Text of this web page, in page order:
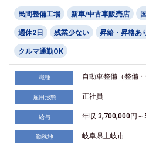
民間整備工場 新車/中古車販売店
週休2日 残業少ない 昇給・昇格あ
クルマ通勤OK
職種 自動車整備（整備・
雇用形態 正社員
給与 年収 3,700,000円～
勤務地 岐阜県土岐市